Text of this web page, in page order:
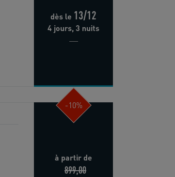
dès le 13/12
4 jours, 3 nuits
-10%
à partir de
899,00